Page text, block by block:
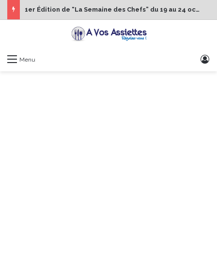
1er Édition de “La Semaine des Chefs” du 19 au 24 octobre 2026
Menu